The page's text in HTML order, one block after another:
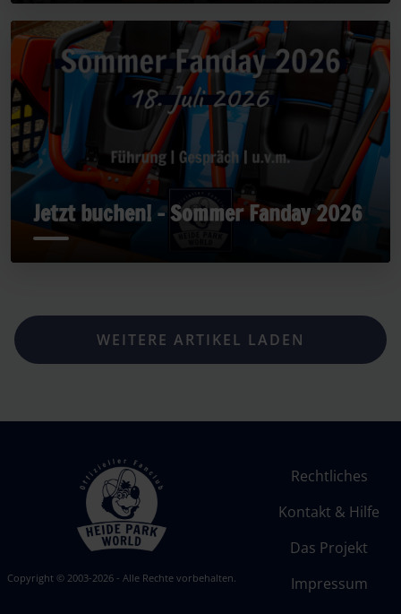
Jetzt buchen! - Sommer Fanday 2026
WEITERE ARTIKEL LADEN
Copyright © 2003-2026 - Alle Rechte vorbehalten.
Rechtliches
Kontakt & Hilfe
Das Projekt
Impressum